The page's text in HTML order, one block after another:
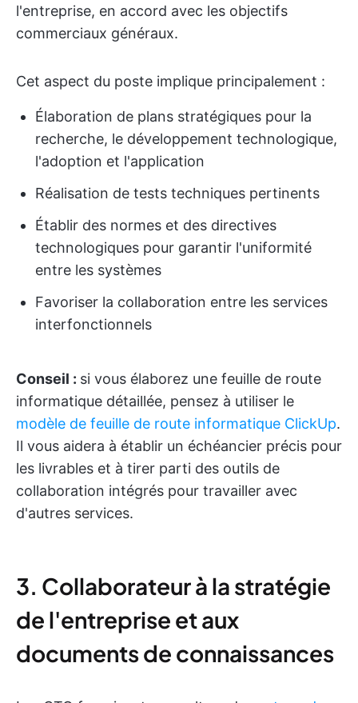
l'entreprise, en accord avec les objectifs
commerciaux généraux.
Cet aspect du poste implique principalement :
Élaboration de plans stratégiques pour la
recherche, le développement technologique,
l'adoption et l'application
Réalisation de tests techniques pertinents
Établir des normes et des directives
technologiques pour garantir l'uniformité
entre les systèmes
Favoriser la collaboration entre les services
interfonctionnels
Conseil : si vous élaborez une feuille de route
informatique détaillée, pensez à utiliser le
modèle de feuille de route informatique ClickUp.
Il vous aidera à établir un échéancier précis pour
les livrables et à tirer parti des outils de
collaboration intégrés pour travailler avec
d'autres services.
3. Collaborateur à la stratégie
de l'entreprise et aux
documents de connaissances